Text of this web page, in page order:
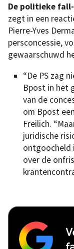
De politieke
zegt in een
Pierre-Yves
persconcessie,
gewaarschuwd
“De PS zag
Bpost in het
van de
om Bpost
Freilich.
juridische
ontgoocheld
over de